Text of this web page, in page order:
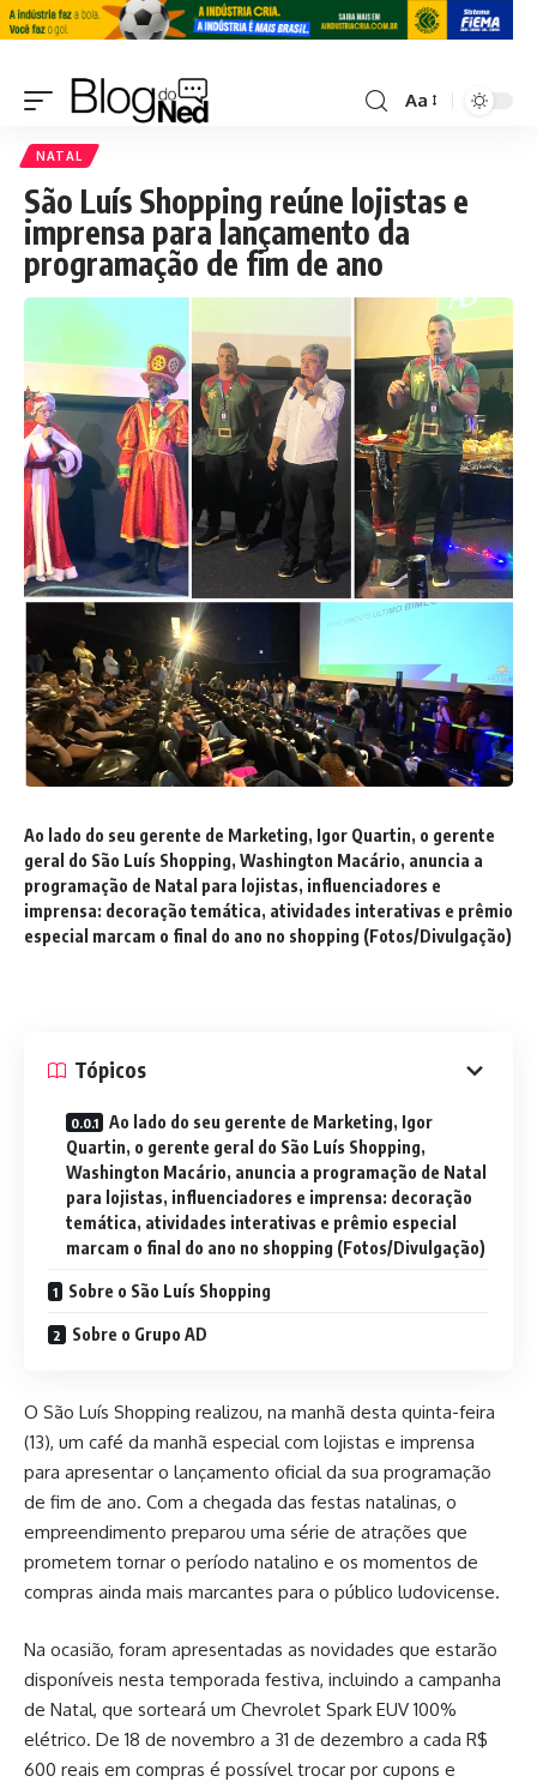
Aa
NATAL
São Luís Shopping reúne lojistas e
imprensa para lançamento da
programação de fim de ano
Ao lado do seu gerente de Marketing, Igor Quartin, o gerente
geral do São Luís Shopping, Washington Macário, anuncia a
programação de Natal para lojistas, influenciadores e
imprensa: decoração temática, atividades interativas e prêmio
especial marcam o final do ano no shopping (Fotos/Divulgação)
Tópicos
Ao lado do seu gerente de Marketing, Igor
Quartin, o gerente geral do São Luís Shopping,
Washington Macário, anuncia a programação de Natal
para lojistas, influenciadores e imprensa: decoração
temática, atividades interativas e prêmio especial
marcam o final do ano no shopping (Fotos/Divulgação)
Sobre o São Luís Shopping
Sobre o Grupo AD
O São Luís Shopping realizou, na manhã desta quinta-feira
(13), um café da manhã especial com lojistas e imprensa
para apresentar o lançamento oficial da sua programação
de fim de ano. Com a chegada das festas natalinas, o
empreendimento preparou uma série de atrações que
prometem tornar o período natalino e os momentos de
compras ainda mais marcantes para o público ludovicense.
Na ocasião, foram apresentadas as novidades que estarão
disponíveis nesta temporada festiva, incluindo a campanha
de Natal, que sorteará um Chevrolet Spark EUV 100%
elétrico. De 18 de novembro a 31 de dezembro a cada R$
600 reais em compras é possível trocar por cupons e